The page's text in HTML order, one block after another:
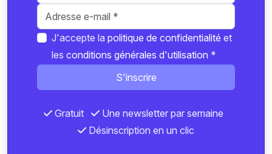
J'accepte la politique de confidentialité et
les conditions générales d'utilisation *
S'inscrire
Gratuit
Une newsletter par semaine
Désinscription en un clic